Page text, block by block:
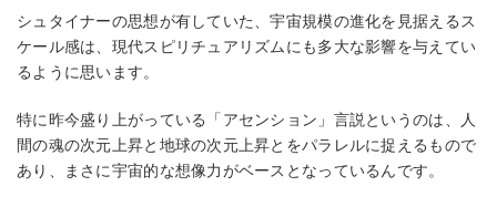
シュタイナーの思想が有していた、宇宙規模の進化を⾒据えるス
ケール感は、現代スピリチュアリズムにも多⼤な影響を与えてい
るように思います。
特に昨今盛り上がっている「アセンション」⾔説というのは、⼈
間の魂の次元上昇と地球の次元上昇とをパラレルに捉えるもので
あり、まさに宇宙的な想像⼒がベースとなっているんです。